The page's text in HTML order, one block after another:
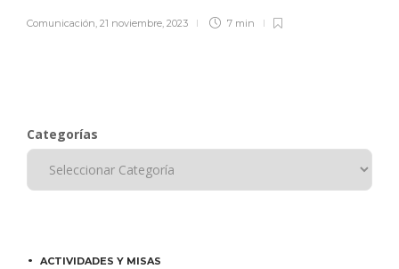
Comunicación, 21 noviembre, 2023 7 min
Categorías
ACTIVIDADES Y MISAS